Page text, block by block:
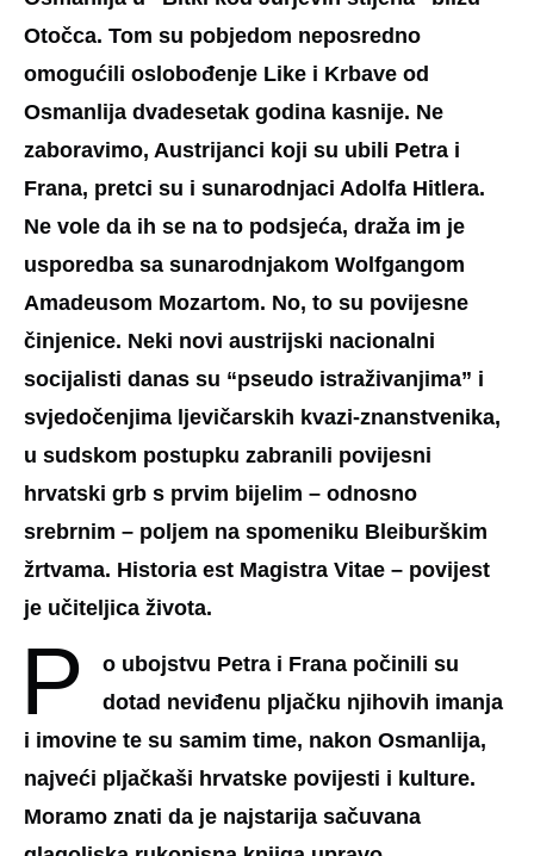
Otočca. Tom su pobjedom neposredno
omogućili oslobođenje Like i Krbave od
Osmanlija dvadesetak godina kasnije. Ne
zaboravimo, Austrijanci koji su ubili Petra i
Frana, pretci su i sunarodnjaci Adolfa Hitlera.
Ne vole da ih se na to podsjeća, draža im je
usporedba sa sunarodnjakom Wolfgangom
Amadeusom Mozartom. No, to su povijesne
činjenice. Neki novi austrijski nacionalni
socijalisti danas su “pseudo istraživanjima” i
svjedočenjima ljevičarskih kvazi-znanstvenika,
u sudskom postupku zabranili povijesni
hrvatski grb s prvim bijelim – odnosno
srebrnim – poljem na spomeniku Bleiburškim
žrtvama. Historia est Magistra Vitae – povijest
je učiteljica života.
P
o ubojstvu Petra i Frana počinili su
dotad neviđenu pljačku njihovih imanja
i imovine te su samim time, nakon Osmanlija,
najveći pljačkaši hrvatske povijesti i kulture.
Moramo znati da je najstarija sačuvana